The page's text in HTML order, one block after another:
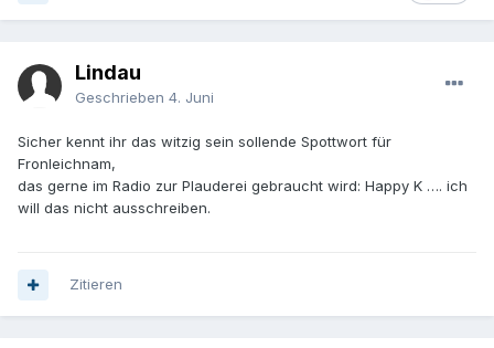
Lindau
Geschrieben 4. Juni
Sicher kennt ihr das witzig sein sollende Spottwort für
Fronleichnam,
das gerne im Radio zur Plauderei gebraucht wird: Happy K …. ich
will das nicht ausschreiben.
Zitieren